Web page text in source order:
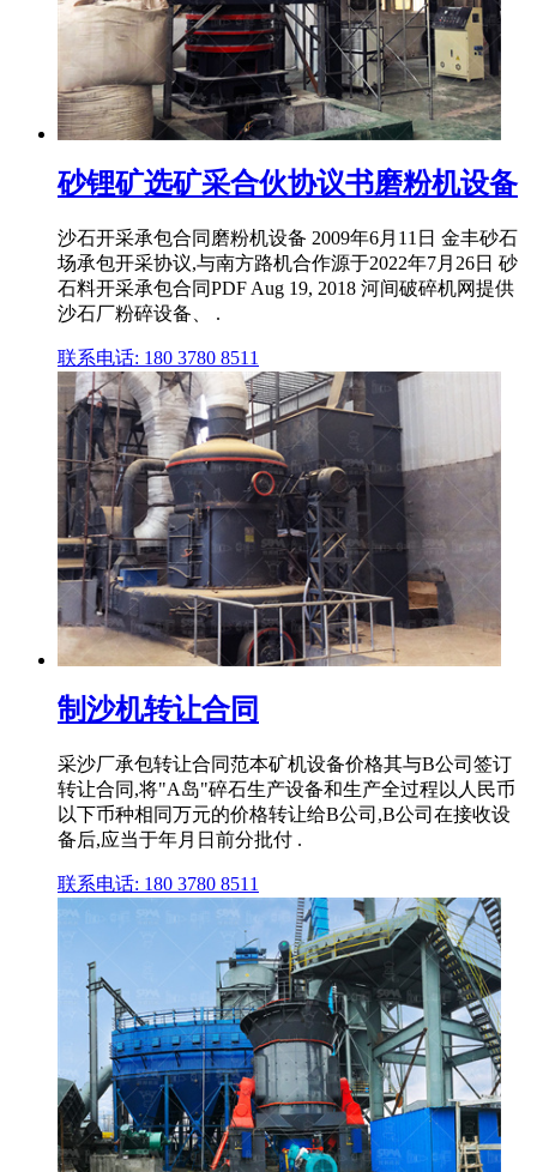
砂锂矿选矿采合伙协议书磨粉机设备
沙石开采承包合同磨粉机设备 2009年6月11日 金丰砂石
场承包开采协议,与南方路机合作源于2022年7月26日 砂
石料开采承包合同PDF Aug 19, 2018 河间破碎机网提供
沙石厂粉碎设备、 .
联系电话: 180 3780 8511
制沙机转让合同
采沙厂承包转让合同范本矿机设备价格其与B公司签订
转让合同,将"A岛"碎石生产设备和生产全过程以人民币
以下币种相同万元的价格转让给B公司,B公司在接收设
备后,应当于年月日前分批付 .
联系电话: 180 3780 8511